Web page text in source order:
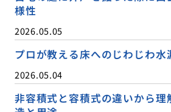
様性
2026.05.05
プロが教える床へのじわじわ水
2026.05.04
非容積式と容積式の違いから理